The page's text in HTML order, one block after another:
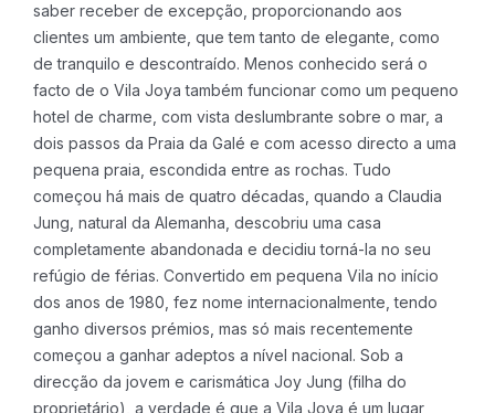
saber receber de excepção, proporcionando aos
clientes um ambiente, que tem tanto de elegante, como
de tranquilo e descontraído. Menos conhecido será o
facto de o Vila Joya também funcionar como um pequeno
hotel de charme, com vista deslumbrante sobre o mar, a
dois passos da Praia da Galé e com acesso directo a uma
pequena praia, escondida entre as rochas. Tudo
começou há mais de quatro décadas, quando a Claudia
Jung, natural da Alemanha, descobriu uma casa
completamente abandonada e decidiu torná-la no seu
refúgio de férias. Convertido em pequena Vila no início
dos anos de 1980, fez nome internacionalmente, tendo
ganho diversos prémios, mas só mais recentemente
começou a ganhar adeptos a nível nacional. Sob a
direcção da jovem e carismática Joy Jung (filha do
proprietário), a verdade é que a Vila Joya é um lugar